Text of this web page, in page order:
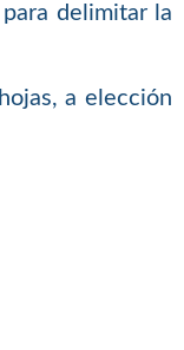
delimitar la
a elección